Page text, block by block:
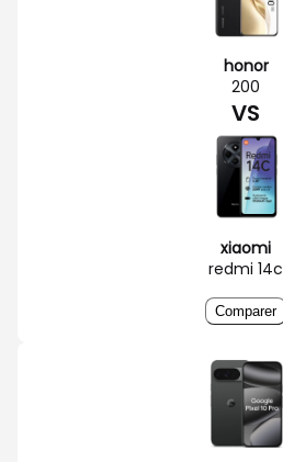
honor
200
VS
xiaomi
redmi 14c
Comparer